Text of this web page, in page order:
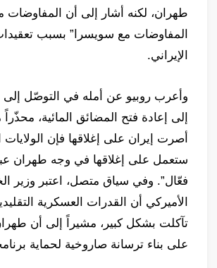
طهران، لكنه أشار إلى أن المفاوضات
المفاوضات مع سويسرا” بسبب
الإيراني.
وأعرب روبيو عن أمله في التوصّل إلى
إلى إعادة فتح المضائق المائية، محذّراً
أصرت إيران على إغلاقها فإن الولايات
ستعمل على إغلاقها في وجه طهران
فعّال”. وفي سياق متصل، اعتبر وزير
الأميركي أن القدرات العسكرية
تآكلت بشكل كبير، مشيراً إلى أن
على بناء ترسانة صاروخية لحماية